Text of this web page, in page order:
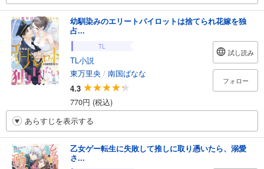
幼馴染みのエリートパイロットは捨てられ花嫁を独
占...
TL
TL小説
東万里央 / 南国ばなな
4.3
770円 (税込)
試し読み
フォロー
あらすじを表示する
乙女ゲー転生に失敗して推しに取り憑いたら、溺愛
さ...